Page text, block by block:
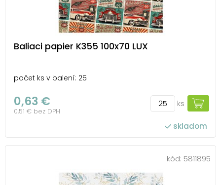
Baliaci papier K355 100x70 LUX
počet ks v balení: 25
0,63 €
0,51 € bez DPH
ks
skladom
kód: 5811895